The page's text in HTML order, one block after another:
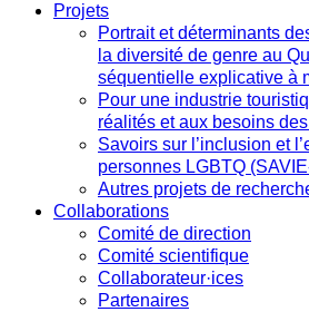
Projets
Portrait et déterminants
la diversité de genre au
séquentielle explicative à
Pour une industrie
réalités et aux besoins
Savoirs sur l’inclusion et
personnes LGBTQ
Autres projets de
Collaborations
Comité de direction
Comité scientifique
Collaborateur·ices
Partenaires